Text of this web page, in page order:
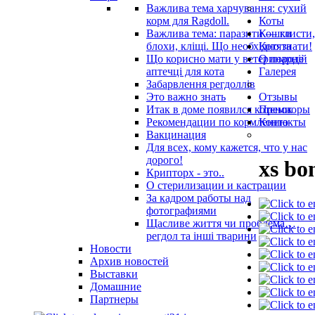
Важлива тема харчування: сухий
корм для Ragdoll.
Важлива тема: паразити — глисти,
блохи, кліщі. Що необхідно знати!
Що корисно мати у ветеринарнiй
аптечцi для кота
Забарвлення регдоллів
Это важно знать
Итак в доме появился котенок
Рекомендации по кормлению
Вакцинация
Для всех, кому кажется, что у нас
дорого!
Крипторх - это..
О стерилизации и кастрации
За кадром работы над
фотографиями
Щасливе життя чи проблема…
регдол та інші тварини
Новости
Архив новостей
Коты
Кошки
Котята
О породе
Галерея
Выставки
Домашние
Отзывы
Премиоры
Контакты
Партнеры
xs